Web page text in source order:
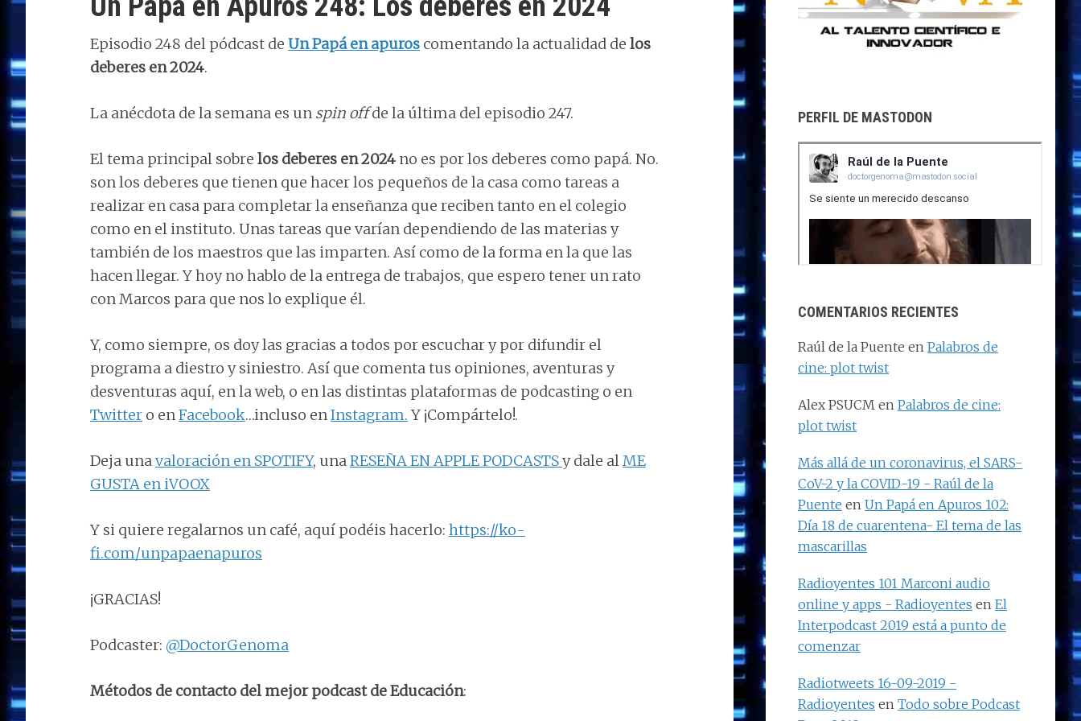
Episodio 248 del pódcast de Un Papá en apuros comentando la actualidad de los
deberes en 2024.
La anécdota de la semana es un spin offde la última del episodio 247.
El tema principal sobre los deberes en 2024 no es por los deberes como papá. No.
son los deberes que tienen que hacer los pequeños de la casa como tareas a
realizar en casa para completar la enseñanza que reciben tanto en el colegio
como en el instituto. Unas tareas que varían dependiendo de las materias y
también de los maestros que las imparten. Así como de la forma en la que las
hacen llegar. Y hoy no hablo de la entrega de trabajos, que espero tener un rato
con Marcos para que nos lo explique él.
Y, como siempre, os doy las gracias a todos por escuchar y por difundir el
programa a diestro y siniestro. Así que comenta tus opiniones, aventuras y
desventuras aquí, en la web, o en las distintas plataformas de podcasting o en
Twitter o enFacebook…incluso enInstagram. Y ¡Compártelo!.
Deja unavaloración en SPOTIFY, unaRESEÑA EN APPLE PODCASTSy dale alME
GUSTA en iVOOX
Y si quiere regalarnos un café, aquí podéis hacerlo: https://ko-
fi.com/unpapaenapuros
¡GRACIAS!
Podcaster: @DoctorGenoma
Métodos de contacto del mejor podcast de Educación:
PERFIL DE MASTODON
COMENTARIOS RECIENTES
Raúl de la Puente en Palabros de
cine: plot twist
Alex PSUCM en Palabros de cine:
plot twist
Más allá de un coronavirus, el SARS-
CoV-2 y la COVID-19 - Raúl de la
Puente en Un Papá en Apuros 102:
Día 18 de cuarentena- El tema de las
mascarillas
Radioyentes 101 Marconi audio
online y apps - Radioyentes en El
Interpodcast 2019 está a punto de
comenzar
Radiotweets 16-09-2019 -
Radioyentes en Todo sobre Podcast